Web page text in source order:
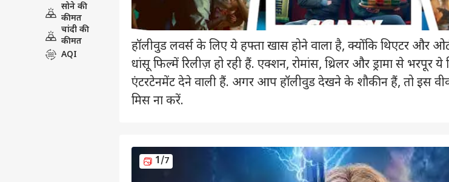
सोने की
कीमत
चांदी की
कीमत
AQI
हॉलीवुड लवर्स के लिए ये हफ्ता खास होने वाला है, क्योंकि थिएटर और
धांसू फिल्में रिलीज़ हो रही हैं. एक्शन, रोमांस, थ्रिलर और ड्रामा से भरपूर ये
एंटरटेनमेंट देने वाली हैं. अगर आप हॉलीवुड देखने के शौकीन हैं, तो इस
मिस ना करें.
1/7